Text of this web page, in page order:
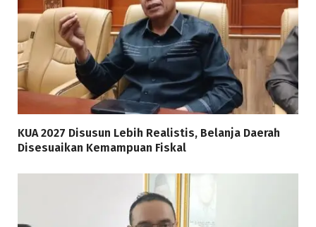
KUA 2027 Disusun Lebih Realistis, Belanja Daerah
Disesuaikan Kemampuan Fiskal